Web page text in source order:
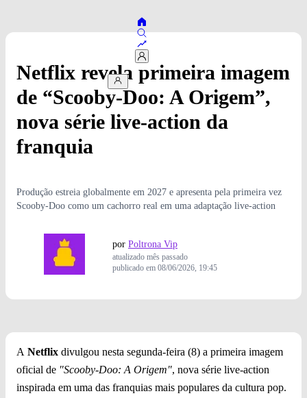
Netflix revela primeira imagem
de “Scooby-Doo: A Origem”,
nova série live-action da
franquia
Produção estreia globalmente em 2027 e apresenta pela primeira vez
Scooby-Doo como um cachorro real em uma adaptação live-action
por Poltrona Vip
atualizado mês passado
publicado em 08/06/2026, 19:45
A Netflix divulgou nesta segunda-feira (8) a primeira imagem
oficial de "Scooby-Doo: A Origem", nova série live-action
inspirada em uma das franquias mais populares da cultura pop.